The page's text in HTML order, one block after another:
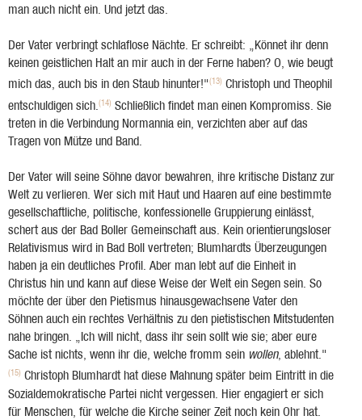
man auch nicht ein. Und jetzt das.
Der Vater verbringt schlaflose Nächte. Er schreibt: „Könnet ihr denn
keinen geistlichen Halt an mir auch in der Ferne haben? O, wie beugt
mich das, auch bis in den Staub hinunter!"(13) Christoph und Theophil
entschuldigen sich.(14) Schließlich findet man einen Kompromiss. Sie
treten in die Verbindung Normannia ein, verzichten aber auf das
Tragen von Mütze und Band.
Der Vater will seine Söhne davor bewahren, ihre kritische Distanz zur
Welt zu verlieren. Wer sich mit Haut und Haaren auf eine bestimmte
gesellschaftliche, politische, konfessionelle Gruppierung einlässt,
schert aus der Bad Boller Gemeinschaft aus. Kein orientierungsloser
Relativismus wird in Bad Boll vertreten; Blumhardts Überzeugungen
haben ja ein deutliches Profil. Aber man lebt auf die Einheit in
Christus hin und kann auf diese Weise der Welt ein Segen sein. So
möchte der über den Pietismus hinausgewachsene Vater den
Söhnen auch ein rechtes Verhältnis zu den pietistischen Mitstudenten
nahe bringen. „Ich will nicht, dass ihr sein sollt wie sie; aber eure
Sache ist nichts, wenn ihr die, welche fromm sein wollen, ablehnt."
(15) Christoph Blumhardt hat diese Mahnung später beim Eintritt in die
Sozialdemokratische Partei nicht vergessen. Hier engagiert er sich
für Menschen, für welche die Kirche seiner Zeit noch kein Ohr hat.